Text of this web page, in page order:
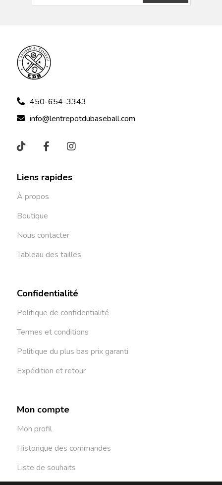
450-654-3343
info@lentrepotdubaseball.com
Liens rapides
À propos
Boutique
Nous contacter
Tableau des tailles
Confidentialité
Politique de confidentialité
Termes et conditions
Politique du plus bas prix garanti
Expédition et retour
Mon compte
Mon profil
Historique des commandes
Liste de souhaits